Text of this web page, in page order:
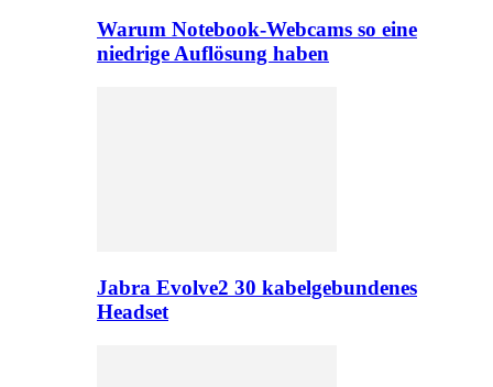
Warum Notebook-Webcams so eine
niedrige Auflösung haben
Jabra Evolve2 30 kabelgebundenes
Headset